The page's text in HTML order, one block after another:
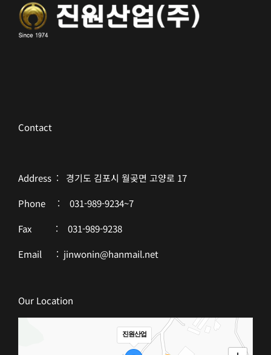
Contact
Address : 경기도 김포시 월곶면 고양로 17
Phone : 031-989-9234~7
Fax : 031-989-9238
Email : jinwonin@hanmail.net
Our Location
진원산업